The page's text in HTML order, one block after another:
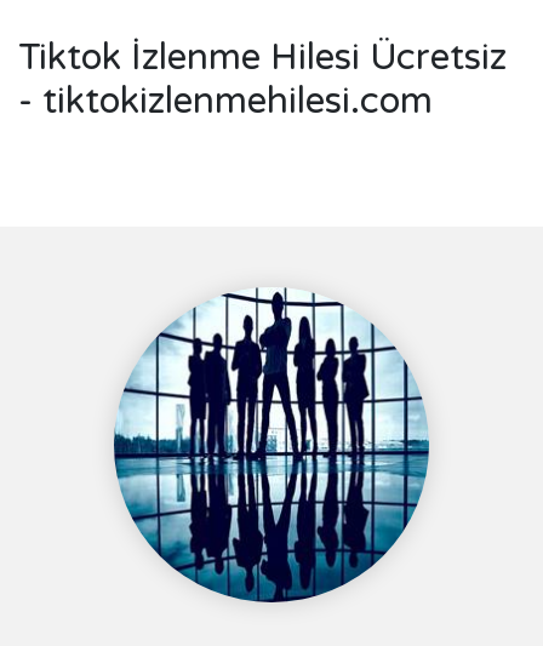
Tiktok İzlenme Hilesi Ücretsiz
- tiktokizlenmehilesi.com